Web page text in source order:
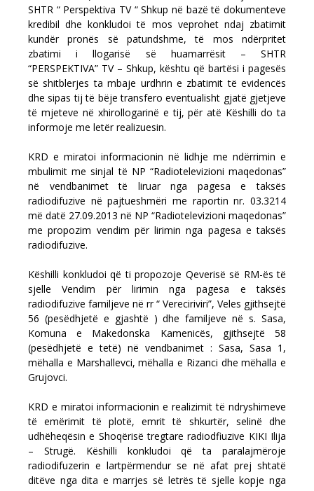
SHTR “ Perspektiva TV “ Shkup në bazë të dokumenteve
kredibil dhe konkludoi të mos veprohet ndaj zbatimit
kundër pronës së patundshme, të mos ndërpritet
zbatimi i llogarisë së huamarrësit – SHTR
“PERSPEKTIVA” TV – Shkup, kështu që bartësi i pagesës
së shitblerjes ta mbaje urdhrin e zbatimit të evidencës
dhe sipas tij të bëje transfero eventualisht gjatë gjetjeve
të mjeteve në xhirollogarinë e tij, për atë Këshilli do ta
informoje me letër realizuesin.
KRD e miratoi informacionin në lidhje me ndërrimin e
mbulimit me sinjal të NP “Radiotelevizioni maqedonas”
në vendbanimet të liruar nga pagesa e taksës
radiodifuzive në pajtueshmëri me raportin nr. 03.3214
më datë 27.09.2013 në NP “Radiotelevizioni maqedonas”
me propozim vendim për lirimin nga pagesa e taksës
radiodifuzive.
Këshilli konkludoi që ti propozoje Qeverisë së RM-ës të
sjelle Vendim për lirimin nga pagesa e taksës
radiodifuzive familjeve në rr “ Vereciriviri”, Veles gjithsejtë
56 (pesëdhjetë e gjashtë ) dhe familjeve në s. Sasa,
Komuna e Makedonska Kamenicës, gjithsejtë 58
(pesëdhjetë e tetë) në vendbanimet : Sasa, Sasa 1,
mëhalla e Marshallevci, mëhalla e Rizanci dhe mëhalla e
Grujovci.
KRD e miratoi informacionin e realizimit të ndryshimeve
të emërimit të plotë, emrit të shkurtër, selinë dhe
udhëheqësin e Shoqërisë tregtare radiodfiuzive KIKI Ilija
– Strugë. Këshilli konkludoi që ta paralajmëroje
radiodifuzerin e lartpërmendur se në afat prej shtatë
ditëve nga dita e marrjes së letrës të sjelle kopje nga